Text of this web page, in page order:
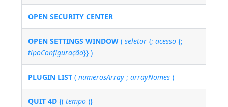
OPEN SECURITY CENTER
OPEN SETTINGS WINDOW (seletor {;acesso {;
tipoConfiguração}} )
PLUGIN LIST (numerosArray ;arrayNomes )
QUIT 4D {(tempo )}